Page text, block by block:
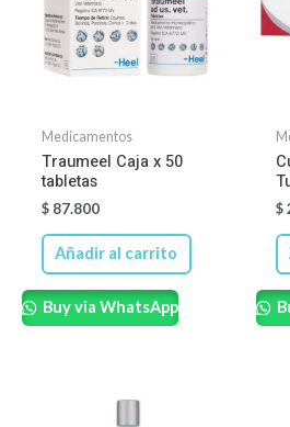
Medicamentos
Traumeel Caja x 50
tabletas
$87.800
Añadir al carrito
Buy via WhatsApp
$